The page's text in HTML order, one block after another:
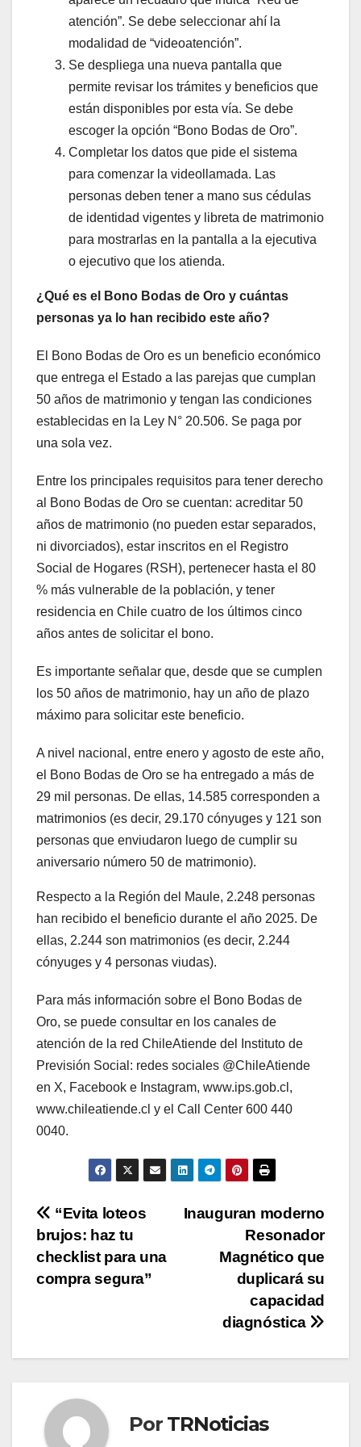
atención”. Se debe seleccionar ahí la
modalidad de “videoatención”.
Se despliega una nueva pantalla que
permite revisar los trámites y beneficios que
están disponibles por esta vía. Se debe
escoger la opción “Bono Bodas de Oro”.
Completar los datos que pide el sistema
para comenzar la videollamada. Las
personas deben tener a mano sus cédulas
de identidad vigentes y libreta de matrimonio
para mostrarlas en la pantalla a la ejecutiva
o ejecutivo que los atienda.
¿Qué es el Bono Bodas de Oro y cuántas
personas ya lo han recibido este año?
El Bono Bodas de Oro es un beneficio económico
que entrega el Estado a las parejas que cumplan
50 años de matrimonio y tengan las condiciones
establecidas en la Ley N° 20.506. Se paga por
una sola vez.
Entre los principales requisitos para tener derecho
al Bono Bodas de Oro se cuentan: acreditar 50
años de matrimonio (no pueden estar separados,
ni divorciados), estar inscritos en el Registro
Social de Hogares (RSH), pertenecer hasta el 80
% más vulnerable de la población, y tener
residencia en Chile cuatro de los últimos cinco
años antes de solicitar el bono.
Es importante señalar que, desde que se cumplen
los 50 años de matrimonio, hay un año de plazo
máximo para solicitar este beneficio.
A nivel nacional, entre enero y agosto de este año,
el Bono Bodas de Oro se ha entregado a más de
29 mil personas. De ellas, 14.585 corresponden a
matrimonios (es decir, 29.170 cónyuges y 121 son
personas que enviudaron luego de cumplir su
aniversario número 50 de matrimonio).
Respecto a la Región del Maule, 2.248 personas
han recibido el beneficio durante el año 2025. De
ellas, 2.244 son matrimonios (es decir, 2.244
cónyuges y 4 personas viudas).
Para más información sobre el Bono Bodas de
Oro, se puede consultar en los canales de
atención de la red ChileAtiende del Instituto de
Previsión Social: redes sociales @ChileAtiende
en X, Facebook e Instagram, www.ips.gob.cl,
www.chileatiende.cl y el Call Center 600 440
0040.
Navegación
de
entradas
Inauguran moderno
Resonador
Magnético que
duplicará su
capacidad
diagnóstica
“Evita loteos
brujos: haz tu
checklist para una
compra segura”
Por TRNoticias